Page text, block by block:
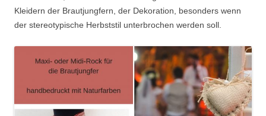
Kleidern der Brautjungfern, der Dekoration, besonders wenn
der stereotypische Herbststil unterbrochen werden soll.